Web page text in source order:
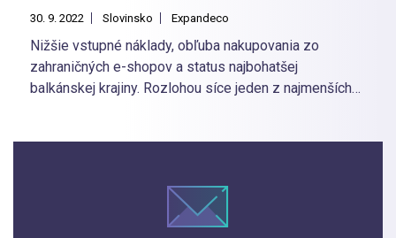
30. 9. 2022 Slovinsko Expandeco
Nižšie vstupné náklady, obľuba nakupovania zo
zahraničných e-shopov a status najbohatšej
balkánskej krajiny. Rozlohou síce jeden z najmenších